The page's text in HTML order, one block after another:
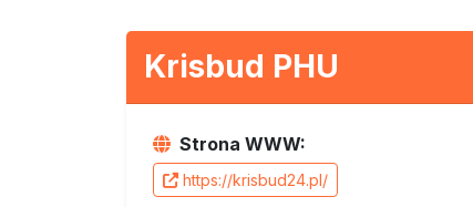
Krisbud PHU
Strona WWW:
https://krisbud24.pl/